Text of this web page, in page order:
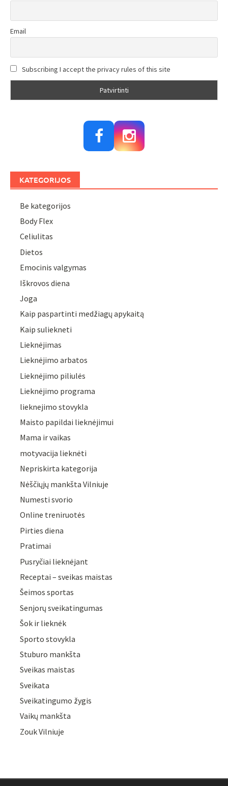
Email
Subscribing I accept the privacy rules of this site
KATEGORIJOS
Be kategorijos
Body Flex
Celiulitas
Dietos
Emocinis valgymas
Iškrovos diena
Joga
Kaip paspartinti medžiagų apykaitą
Kaip suliekneti
Lieknėjimas
Lieknėjimo arbatos
Lieknėjimo piliulės
Lieknėjimo programa
lieknejimo stovykla
Maisto papildai lieknėjimui
Mama ir vaikas
motyvacija lieknėti
Nepriskirta kategorija
Nėščiųjų mankšta Vilniuje
Numesti svorio
Online treniruotės
Pirties diena
Pratimai
Pusryčiai lieknėjant
Receptai – sveikas maistas
Šeimos sportas
Senjorų sveikatingumas
Šok ir lieknėk
Sporto stovykla
Stuburo mankšta
Sveikas maistas
Sveikata
Sveikatingumo žygis
Vaikų mankšta
Zouk Vilniuje